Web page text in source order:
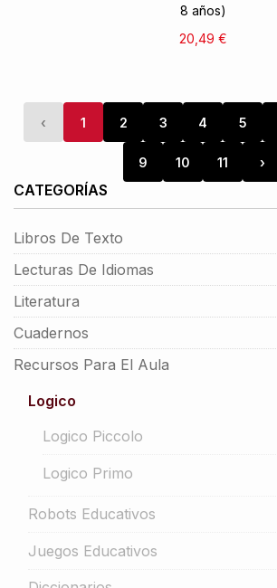
8 años)
20,49 €
‹ 1 2 3 4 5
9 10 11 ›
CATEGORÍAS
Libros De Texto
Lecturas De Idiomas
Literatura
Cuadernos
Recursos Para El Aula
Logico
Logico Piccolo
Logico Primo
Robots Educativos
Juegos Educativos